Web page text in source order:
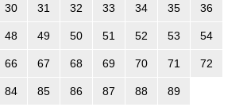
30 31 32 33 34 35 36
48 49 50 51 52 53 54
66 67 68 69 70 71 72
84 85 86 87 88 89